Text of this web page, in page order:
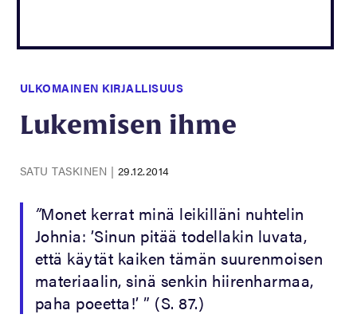
ULKOMAINEN KIRJALLISUUS
Lukemisen ihme
SATU TASKINEN | 29.12.2014
”Monet kerrat minä leikilläni nuhtelin
Johnia: ’Sinun pitää todellakin luvata,
että käytät kaiken tämän suurenmoisen
materiaalin, sinä senkin hiirenharmaa,
paha poeetta!’ ” (S. 87.)